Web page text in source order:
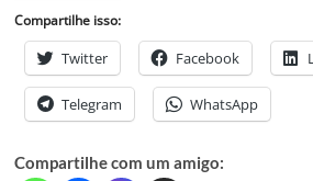
Compartilhe isso:
Twitter Facebook
Telegram WhatsApp
Compartilhe com um amigo: